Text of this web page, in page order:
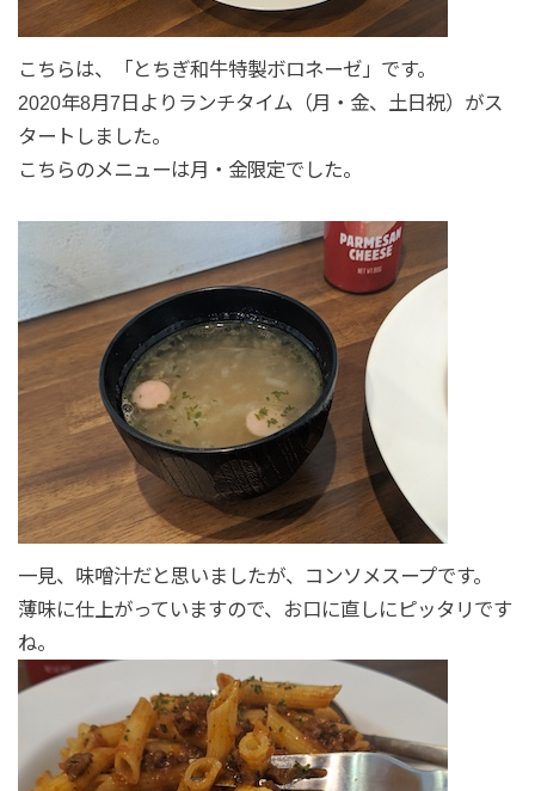
こちらは、「とちぎ和牛特製ボロネーゼ」です。
2020年8月7日よりランチタイム（月・金、土日祝）がス
タートしました。
こちらのメニューは月・金限定でした。
一見、味噌汁だと思いましたが、コンソメスープです。
薄味に仕上がっていますので、お口に直しにピッタリです
ね。